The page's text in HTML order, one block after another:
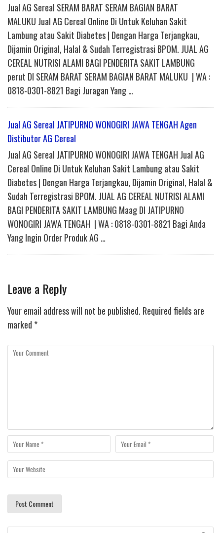
Jual AG Sereal SERAM BARAT SERAM BAGIAN BARAT
MALUKU Jual AG Cereal Online Di Untuk Keluhan Sakit
Lambung atau Sakit Diabetes | Dengan Harga Terjangkau,
Dijamin Original, Halal & Sudah Terregistrasi BPOM. JUAL AG
CEREAL NUTRISI ALAMI BAGI PENDERITA SAKIT LAMBUNG
perut DI SERAM BARAT SERAM BAGIAN BARAT MALUKU | WA :
0818-0301-8821 Bagi Juragan Yang …
Jual AG Sereal JATIPURNO WONOGIRI JAWA TENGAH Agen
Distibutor AG Cereal
Jual AG Sereal JATIPURNO WONOGIRI JAWA TENGAH Jual AG
Cereal Online Di Untuk Keluhan Sakit Lambung atau Sakit
Diabetes | Dengan Harga Terjangkau, Dijamin Original, Halal &
Sudah Terregistrasi BPOM. JUAL AG CEREAL NUTRISI ALAMI
BAGI PENDERITA SAKIT LAMBUNG Maag DI JATIPURNO
WONOGIRI JAWA TENGAH | WA : 0818-0301-8821 Bagi Anda
Yang Ingin Order Produk AG …
Leave a Reply
Your email address will not be published. Required fields are
marked *